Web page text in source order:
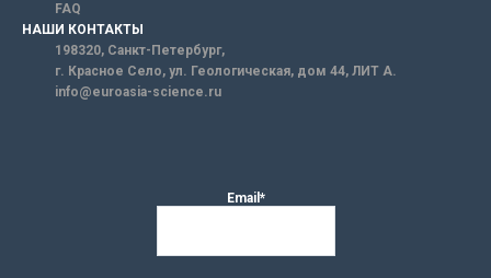
FAQ
НАШИ КОНТАКТЫ
198320, Санкт-Петербург,
г. Красное Село, ул. Геологическая, дом 44, ЛИТ А.
info@euroasia-science.ru
Email*